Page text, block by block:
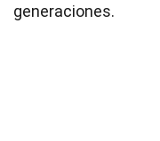
generaciones.